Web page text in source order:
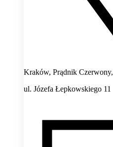
Kraków, Prądnik Czerwony,
ul. Józefa Łepkowskiego 11